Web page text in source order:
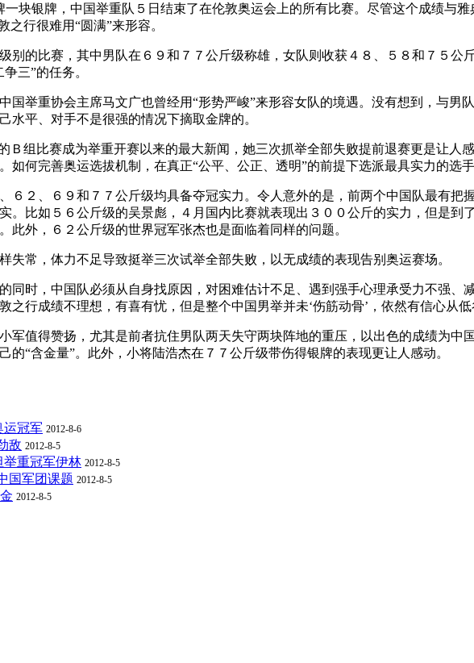
块银牌，中国举重队５日结束了在伦敦奥运会上的所有比赛。尽管这个成绩与
之行很难用“圆满”来形容。
的比赛，其中男队在６９和７７公斤级称雄，女队则收获４８、５８和７５公
三”的任务。
举重协会主席马文广也曾经用“形势严峻”来形容女队的境遇。没有想到，与男
水平、对手不是很强的情况下摘取金牌的。
组比赛成为举重开赛以来的最大新闻，她三次抓举全部失败提前退赛更是让人
如何完善奥运选拔机制，在真正“公平、公正、透明”的前提下选派最具实力的选
２、６９和７７公斤级均具备夺冠实力。令人意外的是，前两个中国队最有把
。比如５６公斤级的吴景彪，４月国内比赛就表现出３００公斤的实力，但是
此外，６２公斤级的世界冠军张杰也是面临着同样的问题。
常，体力不足导致挺举三次试举全部失败，以无成绩的表现告别奥运赛场。
时，中国队必须从自身找原因，对困难估计不足、遇到强手心理承受力不强、
之行成绩不理想，有喜有忧，但是整个中国男举并未‘伤筋动骨’，依然有信心从
值得赞扬，尤其是前者抗住男队两天失守两块阵地的重压，以出色的成绩为中
的“含金量”。此外，小将陆浩杰在７７公斤级带伤得银牌的表现更让人感动。
运冠军 2012-8-6
敌 2012-8-5
举重冠军伊林 2012-8-5
国军团课题 2012-8-5
2012-8-5